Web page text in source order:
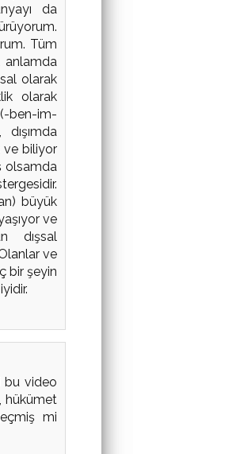
da
Tüm
olarak
olarak
ben-im-
ve biliyor
olsamda
büyük
ve
dışsal
ve
bir şeyin
bu video
hükümet
mi